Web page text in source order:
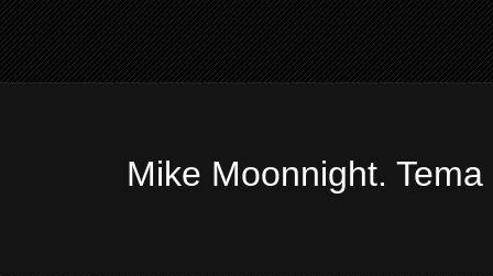
Mike Moonnight.